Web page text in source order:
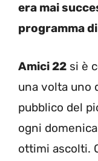
era mai
programma
Amici 22 si è
una volta uno
pubblico del
ogni
ottimi ascolti.